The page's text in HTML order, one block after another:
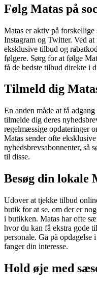
Følg Matas på
Matas er aktiv på forskellige
Instagram og Twitter. Ved
eksklusive tilbud og
følgere. Sørg for at følge
få de bedste tilbud direkte i
Tilmeld dig
En anden måde at få
tilmelde dig deres
regelmæssige opdateringer
Matas sender ofte
nyhedsbrevsabonnenter, så
til disse.
Besøg din lokale
Udover at tjekke tilbud
butik for at se, om der er
i butikken. Matas har ofte
hvor du kan få ekstra gode
personale. Gå på opdagelse
fanger din interesse.
Hold øje med